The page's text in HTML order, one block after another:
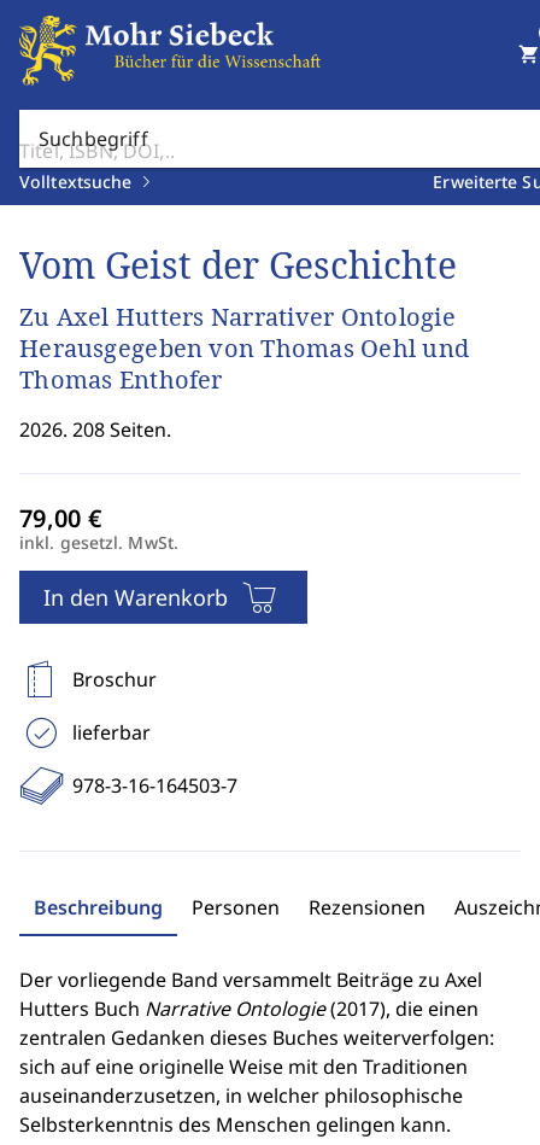
Suchbegriff
Volltextsuche Erweiterte
shopping_cart
Vom Geist der Geschichte
Zu Axel Hutters Narrativer Ontologie
Herausgegeben von Thomas Oehl und
Thomas Enthofer
2026. 208 Seiten.
inkl. gesetzl. MwSt.
In den Warenkorb
Broschur
lieferbar
978-3-16-164503-7
Beschreibung Personen Rezensionen
Der vorliegende Band versammelt Beiträge zu Axel
Hutters Buch Narrative Ontologie(2017), die einen
zentralen Gedanken dieses Buches weiterverfolgen:
sich auf eine originelle Weise mit den Traditionen
auseinanderzusetzen, in welcher philosophische
Selbsterkenntnis des Menschen gelingen kann.